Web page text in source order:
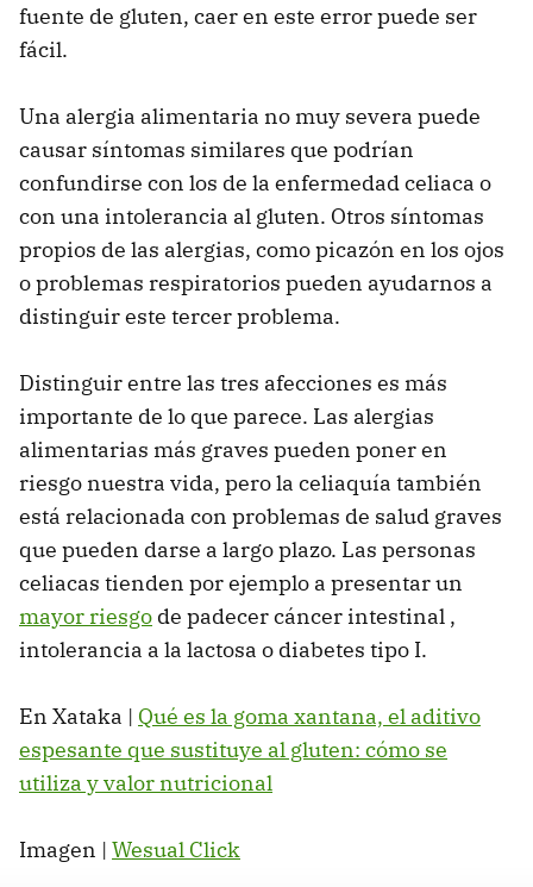
fuente de gluten, caer en este error puede ser
fácil.
Una alergia alimentaria no muy severa puede
causar síntomas similares que podrían
confundirse con los de la enfermedad celiaca o
con una intolerancia al gluten. Otros síntomas
propios de las alergias, como picazón en los ojos
o problemas respiratorios pueden ayudarnos a
distinguir este tercer problema.
Distinguir entre las tres afecciones es más
importante de lo que parece. Las alergias
alimentarias más graves pueden poner en
riesgo nuestra vida, pero la celiaquía también
está relacionada con problemas de salud graves
que pueden darse a largo plazo. Las personas
celiacas tienden por ejemplo a presentar un
mayor riesgo de padecer cáncer intestinal ,
intolerancia a la lactosa o diabetes tipo I.
En Xataka | Qué es la goma xantana, el aditivo
espesante que sustituye al gluten: cómo se
utiliza y valor nutricional
Imagen | Wesual Click